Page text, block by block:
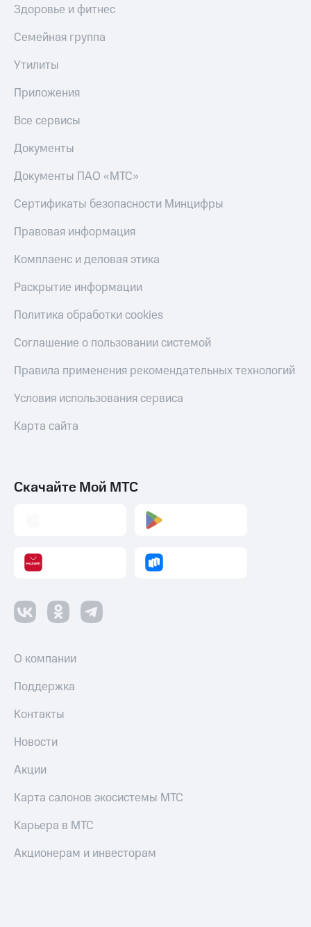
Здоровье и фитнес
Семейная группа
Утилиты
Приложения
Все сервисы
Документы
Документы ПАО «МТС»
Сертификаты безопасности Минцифры
Правовая информация
Комплаенс и деловая этика
Раскрытие информации
Политика обработки cookies
Соглашение о пользовании системой
Правила применения рекомендательных технологий
Условия использования сервиса
Карта сайта
Скачайте Мой МТС
О компании
Поддержка
Контакты
Новости
Акции
Карта салонов экосистемы МТС
Карьера в МТС
Акционерам и инвесторам